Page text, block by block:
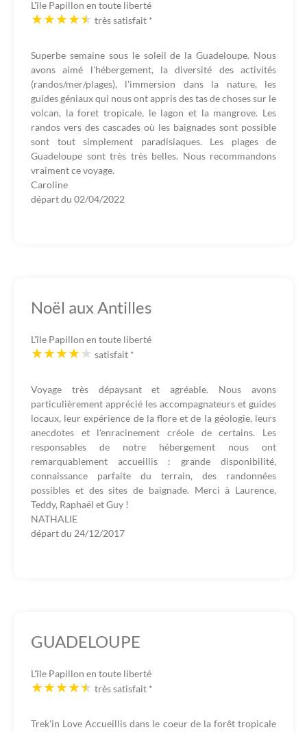
L'île Papillon en toute liberté
très satisfait *
Superbe semaine sous le soleil de la Guadeloupe. Nous
avons aimé l'hébergement, la diversité des activités
(randos/mer/plages), l'immersion dans la nature, les
guides géniaux qui nous ont appris des tas de choses sur le
volcan, la foret tropicale, le lagon et la mangrove. Les
randos vers des cascades où les baignades sont possible
sont tout simplement paradisiaques. Les plages de
Guadeloupe sont très très belles. Nous recommandons
vraiment ce voyage.
Caroline
départ du 02/04/2022
Noël aux Antilles
L'île Papillon en toute liberté
satisfait *
Voyage très dépaysant et agréable. Nous avons
particulièrement apprécié les accompagnateurs et guides
locaux, leur expérience de la flore et de la géologie, leurs
anecdotes et l'enracinement créole de certains. Les
responsables de notre hébergement nous ont
remarquablement accueillis : grande disponibilité,
connaissance parfaite du terrain, des randonnées
possibles et des sites de baignade. Merci à Laurence,
Teddy, Raphaël et Guy !
NATHALIE
départ du 24/12/2017
GUADELOUPE
L'île Papillon en toute liberté
très satisfait *
Trek'in Love Accueillis dans le coeur de la forêt tropicale